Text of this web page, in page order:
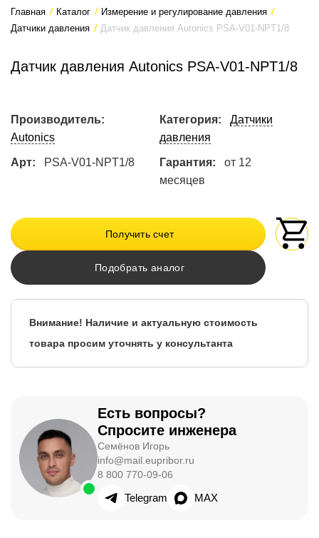
Главная / Каталог / Измерение и регулирование давления /
Датчики давления / Датчик давления Autonics PSA-V01-NPT1/8
Датчик давления Autonics PSA-V01-NPT1/8
Производитель:
Autonics
Категория:
Датчики
давления
Арт: PSA-V01-NPT1/8 Гарантия:
от 12
месяцев
Получить счет
Подобрать аналог
Внимание! Наличие и актуальную стоимость
товара просим уточнять у консультанта
Есть вопросы?
Спросите инженера
Семёнов Игорь
info@mail.eupribor.ru
8 800 770-09-06
Telegram MAX